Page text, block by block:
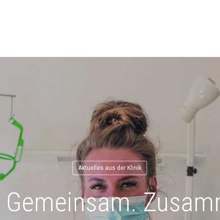
Aktuelles aus der Klinik
Gemeinsam.